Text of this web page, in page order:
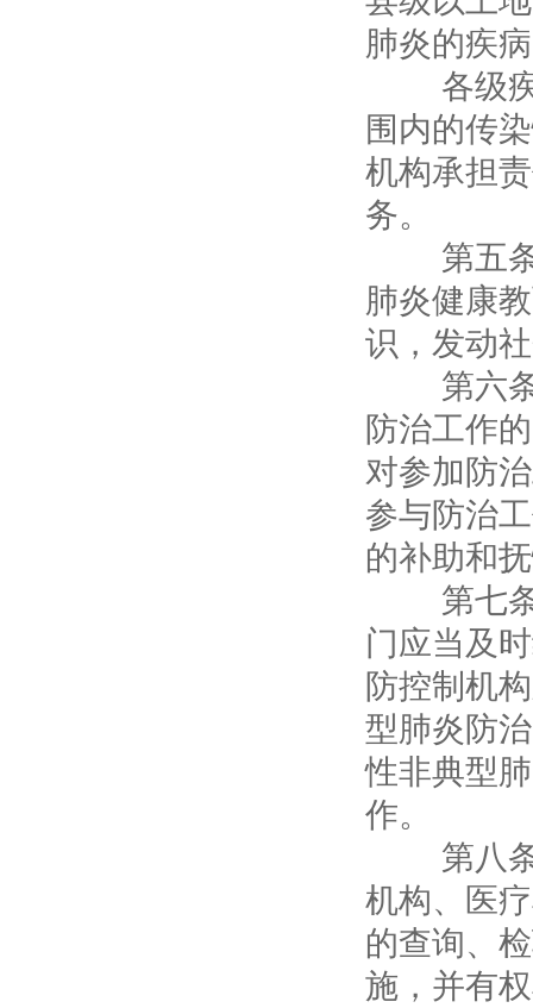
肺炎的疾
各级疾
围内的传
机构承担
务。
第五条
肺炎健康
识，发动
第六条
防治工作
对参加防
参与防治
的补助和
第七条
门应当及
防控制机
型肺炎防
性非典型
作。
第八条
机构、医
的查询、
施，并有